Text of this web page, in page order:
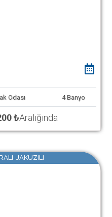
Odası 4 Banyo
₺Aralığında
JAKUZILI